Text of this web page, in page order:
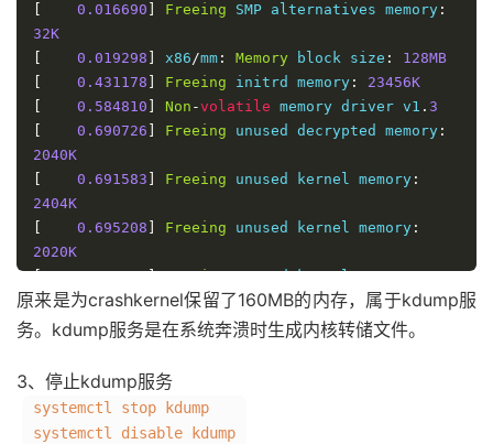
0.016690 Freeing SMP alternatives memory :
32K
0.019298 x86/mm : Memory block size :
128MB
0.431178 Freeing initrd memory :
23456K
0.584810 Non -volatile memory driver v1 . 3
0.690726 Freeing unused decrypted memory :
2040K
0.691583 Freeing unused kernel memory :
2404K
0.695208 Freeing unused kernel memory :
2020K
[
0.695282] Freeing unused kernel memory:
248K
原来是为crashkernel保留了160MB的内存，属于kdump服
务。kdump服务是在系统奔溃时生成内核转储文件。
3、停止kdump服务
systemctl stop kdump
systemctl disable kdump